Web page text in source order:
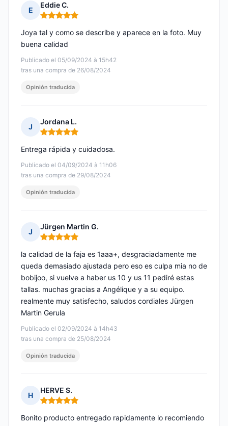
E
Eddie C.
Nota: 5 de 5
Publicado el 05/09/2024 à 15h42
tras una compra de 26/08/2024
Joya tal y como se describe y aparece en la foto. Muy
buena calidad
Opinión traducida
J
Jordana L.
Nota: 5 de 5
Publicado el 04/09/2024 à 11h06
tras una compra de 29/08/2024
Entrega rápida y cuidadosa.
Opinión traducida
J
Jürgen Martin G.
Nota: 5 de 5
Publicado el 02/09/2024 à 14h43
tras una compra de 25/08/2024
la calidad de la faja es 1aaa+, desgraciadamente me
queda demasiado ajustada pero eso es culpa mia no de
bobijoo, si vuelve a haber us 10 y us 11 pediré estas
tallas. muchas gracias a Angélique y a su equipo.
realmente muy satisfecho, saludos cordiales Jürgen
Martin Gerula
Opinión traducida
H
HERVE S.
Nota: 5 de 5
Bonito producto entregado rapidamente lo recomiendo